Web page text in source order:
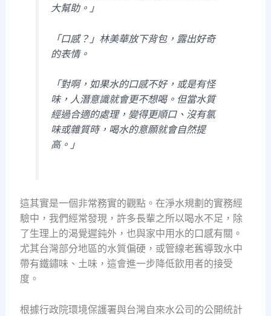
大幫助。」
「口感？」林美華放下背包，露出好奇
的表情。
「對啊，如果水的口感不好，或是有怪
味，人潛意識就會更不想喝。但當水質
經過合適的處理，變得更順口、沒有氯
味或雜質時，喝水的意願就會自然提
高。」
這其實是一個非常務實的觀點。在淨水規劃的實務經
驗中，我們經常發現，許多長輩之所以喝水不足，除
了生理上的渴覺遲鈍外，也與家中用水的口感有關。
尤其台灣部分地區的水質偏硬，或管線老舊導致水中
帶有鐵鏽味、土味，這會進一步降低飲用者的接受
度。
根據行政院環境保護署與台灣自來水公司的公開統計